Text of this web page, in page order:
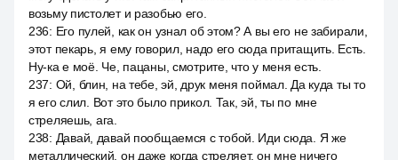
возьму пистолет и разобью его.
236: Его пулей, как он узнал об этом? А вы его не забирали,
этот пекарь, я ему говорил, надо его сюда притащить. Есть.
Ну-ка е моё. Че, пацаны, смотрите, что у меня есть.
237: Ой, блин, на тебе, эй, друк меня поймал. Да куда ты то
я его слил. Вот это было прикол. Так, эй, ты по мне
стреляешь, ага.
238: Давай, давай пообщаемся с тобой. Иди сюда. Я же
металлический, он даже когда стреляет, он мне ничего